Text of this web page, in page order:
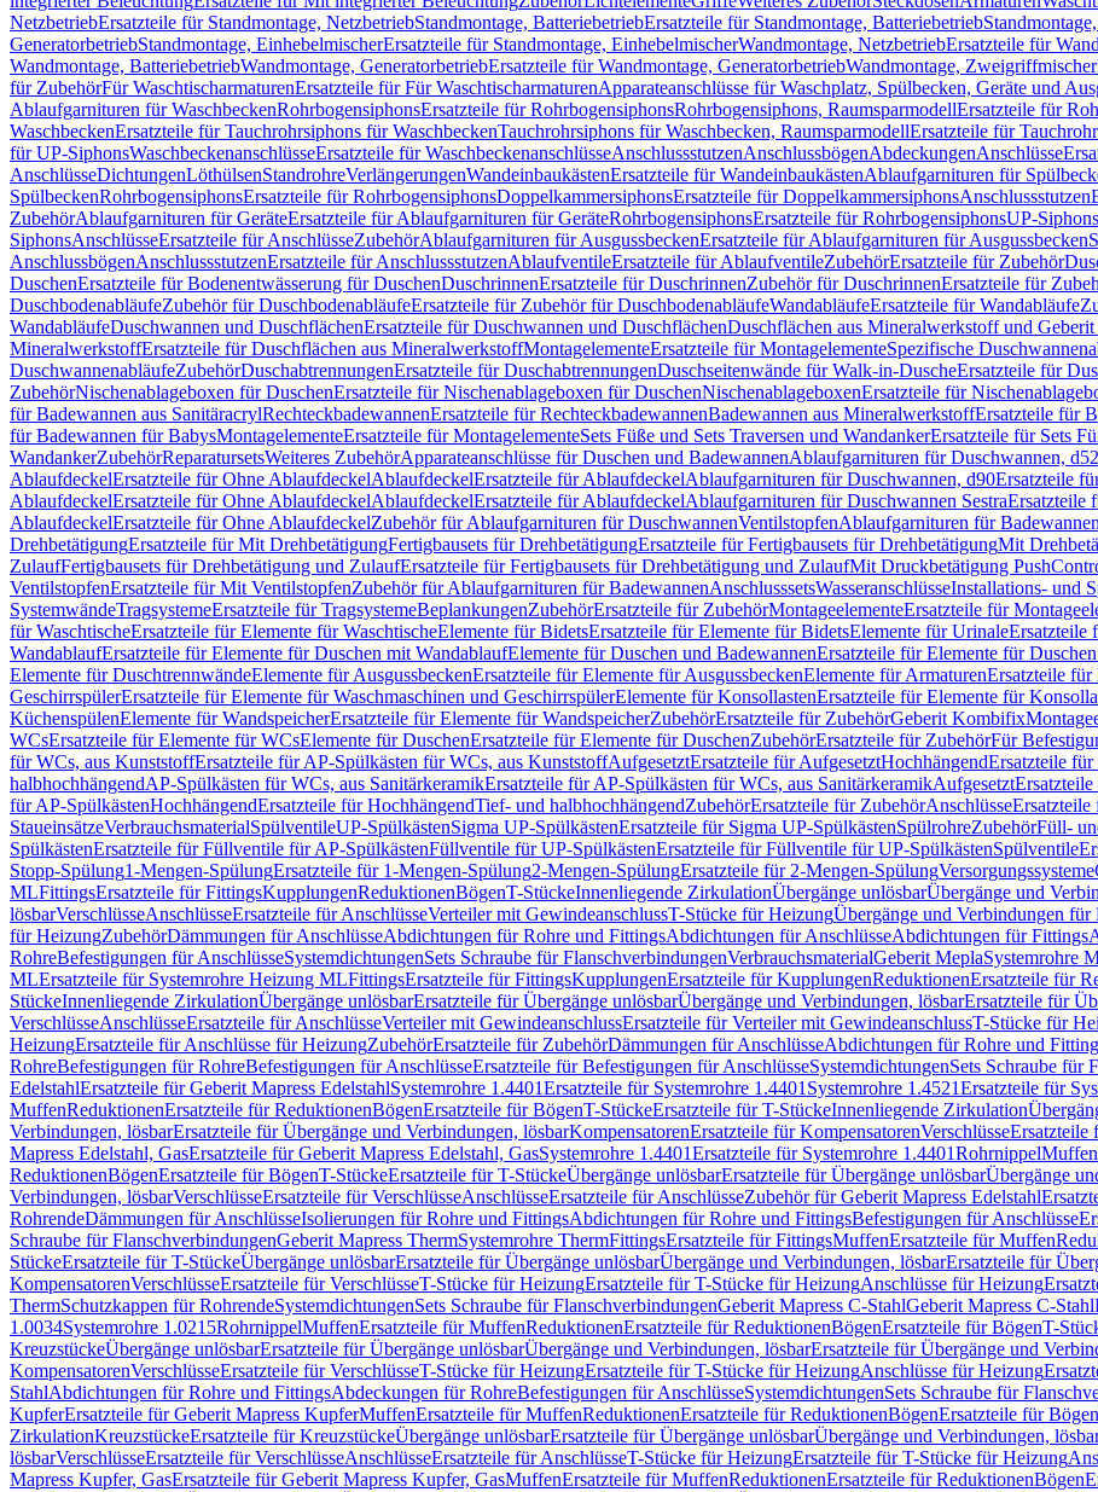
NetzbetriebErsatzteile für Standmontage, NetzbetriebStandmontage, BatteriebetriebErsatzteile für Standmontage, Batteriebetrieb
GeneratorbetriebStandmontage, EinhebelmischerErsatzteile für Standmontage, EinhebelmischerWandmontage, NetzbetriebErsatzteile für
Wandmontage, BatteriebetriebWandmontage, GeneratorbetriebErsatzteile für Wandmontage, GeneratorbetriebWandmontage, Zweigriffmischer
für ZubehörFür WaschtischarmaturenErsatzteile für Für WaschtischarmaturenApparateanschlüsse für Waschplatz, Spülbecken, Geräte und
Ablaufgarnituren für WaschbeckenRohrbogensiphonsErsatzteile für RohrbogensiphonsRohrbogensiphons, RaumsparmodellErsatzteile für
WaschbeckenErsatzteile für Tauchrohrsiphons für WaschbeckenTauchrohrsiphons für Waschbecken, RaumsparmodellErsatzteile für
für UP-SiphonsWaschbeckenanschlüsseErsatzteile für WaschbeckenanschlüsseAnschlussstutzenAnschlussbögenAbdeckungenAnschlüsse
AnschlüsseDichtungenLöthülsenStandrohreVerlängerungenWandeinbaukästenErsatzteile für WandeinbaukästenAblaufgarnituren für
SpülbeckenRohrbogensiphonsErsatzteile für RohrbogensiphonsDoppelkammersiphonsErsatzteile für DoppelkammersiphonsAnschlussstutzen
ZubehörAblaufgarnituren für GeräteErsatzteile für Ablaufgarnituren für GeräteRohrbogensiphonsErsatzteile für RohrbogensiphonsUP-Siphons
SiphonsAnschlüsseErsatzteile für AnschlüsseZubehörAblaufgarnituren für AusgussbeckenErsatzteile für Ablaufgarnituren für Ausgussbecken
AnschlussbögenAnschlussstutzenErsatzteile für AnschlussstutzenAblaufventileErsatzteile für AblaufventileZubehörErsatzteile für Zubehör
DuschenErsatzteile für Bodenentwässerung für DuschenDuschrinnenErsatzteile für DuschrinnenZubehör für DuschrinnenErsatzteile für
DuschbodenabläufeZubehör für DuschbodenabläufeErsatzteile für Zubehör für DuschbodenabläufeWandabläufeErsatzteile für Wandabläufe
WandabläufeDuschwannen und DuschflächenErsatzteile für Duschwannen und DuschflächenDuschflächen aus Mineralwerkstoff und
MineralwerkstoffErsatzteile für Duschflächen aus MineralwerkstoffMontagelementeErsatzteile für MontagelementeSpezifische
DuschwannenabläufeZubehörDuschabtrennungenErsatzteile für DuschabtrennungenDuschseitenwände für Walk-in-DuscheErsatzteile für
ZubehörNischenablageboxen für DuschenErsatzteile für Nischenablageboxen für DuschenNischenablageboxenErsatzteile für
für Badewannen aus SanitäracrylRechteckbadewannenErsatzteile für RechteckbadewannenBadewannen aus MineralwerkstoffErsatzteile für
für Badewannen für BabysMontagelementeErsatzteile für MontagelementeSets Füße und Sets Traversen und WandankerErsatzteile für Sets
WandankerZubehörReparatursetsWeiteres ZubehörApparateanschlüsse für Duschen und BadewannenAblaufgarnituren für Duschwannen, d52
AblaufdeckelErsatzteile für Ohne AblaufdeckelAblaufdeckelErsatzteile für AblaufdeckelAblaufgarnituren für Duschwannen, d90Ersatzteile
AblaufdeckelErsatzteile für Ohne AblaufdeckelAblaufdeckelErsatzteile für AblaufdeckelAblaufgarnituren für Duschwannen SestraErsatzteile
AblaufdeckelErsatzteile für Ohne AblaufdeckelZubehör für Ablaufgarnituren für DuschwannenVentilstopfenAblaufgarnituren für
DrehbetätigungErsatzteile für Mit DrehbetätigungFertigbausets für DrehbetätigungErsatzteile für Fertigbausets für DrehbetätigungMit
ZulaufFertigbausets für Drehbetätigung und ZulaufErsatzteile für Fertigbausets für Drehbetätigung und ZulaufMit Druckbetätigung
VentilstopfenErsatzteile für Mit VentilstopfenZubehör für Ablaufgarnituren für BadewannenAnschlusssetsWasseranschlüsseInstallations- und
SystemwändeTragsystemeErsatzteile für TragsystemeBeplankungenZubehörErsatzteile für ZubehörMontageelementeErsatzteile für
für WaschtischeErsatzteile für Elemente für WaschtischeElemente für BidetsErsatzteile für Elemente für BidetsElemente für UrinaleErsatzteile
WandablaufErsatzteile für Elemente für Duschen mit WandablaufElemente für Duschen und BadewannenErsatzteile für Elemente für
Elemente für DuschtrennwändeElemente für AusgussbeckenErsatzteile für Elemente für AusgussbeckenElemente für ArmaturenErsatzteile für
GeschirrspülerErsatzteile für Elemente für Waschmaschinen und GeschirrspülerElemente für KonsollastenErsatzteile für Elemente für
KüchenspülenElemente für WandspeicherErsatzteile für Elemente für WandspeicherZubehörErsatzteile für ZubehörGeberit Kombifix
WCsErsatzteile für Elemente für WCsElemente für DuschenErsatzteile für Elemente für DuschenZubehörErsatzteile für ZubehörFür
für WCs, aus KunststoffErsatzteile für AP-Spülkästen für WCs, aus KunststoffAufgesetztErsatzteile für AufgesetztHochhängendErsatzteile
halbhochhängendAP-Spülkästen für WCs, aus SanitärkeramikErsatzteile für AP-Spülkästen für WCs, aus SanitärkeramikAufgesetzt
für AP-SpülkästenHochhängendErsatzteile für HochhängendTief- und halbhochhängendZubehörErsatzteile für ZubehörAnschlüsseErsatzteile
StaueinsätzeVerbrauchsmaterialSpülventileUP-SpülkästenSigma UP-SpülkästenErsatzteile für Sigma UP-SpülkästenSpülrohreZubehörFüll-
SpülkästenErsatzteile für Füllventile für AP-SpülkästenFüllventile für UP-SpülkästenErsatzteile für Füllventile für UP-SpülkästenSpülventile
Stopp-Spülung1-Mengen-SpülungErsatzteile für 1-Mengen-Spülung2-Mengen-SpülungErsatzteile für 2-Mengen-SpülungVersorgungssysteme
MLFittingsErsatzteile für FittingsKupplungenReduktionenBögenT-StückeInnenliegende ZirkulationÜbergänge unlösbarÜbergänge und
lösbarVerschlüsseAnschlüsseErsatzteile für AnschlüsseVerteiler mit GewindeanschlussT-Stücke für HeizungÜbergänge und Verbindungen für
für HeizungZubehörDämmungen für AnschlüsseAbdichtungen für Rohre und FittingsAbdichtungen für AnschlüsseAbdichtungen für Fittings
RohreBefestigungen für AnschlüsseSystemdichtungenSets Schraube für FlanschverbindungenVerbrauchsmaterialGeberit MeplaSystemrohre
MLErsatzteile für Systemrohre Heizung MLFittingsErsatzteile für FittingsKupplungenErsatzteile für KupplungenReduktionenErsatzteile für
StückeInnenliegende ZirkulationÜbergänge unlösbarErsatzteile für Übergänge unlösbarÜbergänge und Verbindungen, lösbarErsatzteile für
VerschlüsseAnschlüsseErsatzteile für AnschlüsseVerteiler mit GewindeanschlussErsatzteile für Verteiler mit GewindeanschlussT-Stücke für
HeizungErsatzteile für Anschlüsse für HeizungZubehörErsatzteile für ZubehörDämmungen für AnschlüsseAbdichtungen für Rohre und
RohreBefestigungen für RohreBefestigungen für AnschlüsseErsatzteile für Befestigungen für AnschlüsseSystemdichtungenSets Schraube für
EdelstahlErsatzteile für Geberit Mapress EdelstahlSystemrohre 1.4401Ersatzteile für Systemrohre 1.4401 Systemrohre 1.4521Ersatzteile für
MuffenReduktionenErsatzteile für ReduktionenBögenErsatzteile für BögenT-StückeErsatzteile für T-StückeInnenliegende Zirkulation
Verbindungen, lösbarErsatzteile für Übergänge und Verbindungen, lösbarKompensatorenErsatzteile für KompensatorenVerschlüsseErsatzteile
Mapress Edelstahl, GasErsatzteile für Geberit Mapress Edelstahl, GasSystemrohre 1.4401Ersatzteile für Systemrohre 1.4401RohrnippelMuffen
ReduktionenBögenErsatzteile für BögenT-StückeErsatzteile für T-StückeÜbergänge unlösbarErsatzteile für Übergänge unlösbarÜbergänge
Verbindungen, lösbarVerschlüsseErsatzteile für VerschlüsseAnschlüsseErsatzteile für AnschlüsseZubehör für Geberit Mapress Edelstahl
RohrendeDämmungen für AnschlüsseIsolierungen für Rohre und FittingsAbdichtungen für Rohre und FittingsBefestigungen für Anschlüsse
Schraube für FlanschverbindungenGeberit Mapress ThermSystemrohre ThermFittingsErsatzteile für FittingsMuffenErsatzteile für Muffen
StückeErsatzteile für T-StückeÜbergänge unlösbarErsatzteile für Übergänge unlösbarÜbergänge und Verbindungen, lösbarErsatzteile für
KompensatorenVerschlüsseErsatzteile für VerschlüsseT-Stücke für HeizungErsatzteile für T-Stücke für HeizungAnschlüsse für Heizung
ThermSchutzkappen für RohrendeSystemdichtungenSets Schraube für FlanschverbindungenGeberit Mapress C-StahlGeberit Mapress C-Stahl
1.0034Systemrohre 1.0215RohrnippelMuffenErsatzteile für MuffenReduktionenErsatzteile für ReduktionenBögenErsatzteile für BögenT-
KreuzstückeÜbergänge unlösbarErsatzteile für Übergänge unlösbarÜbergänge und Verbindungen, lösbarErsatzteile für Übergänge und
KompensatorenVerschlüsseErsatzteile für VerschlüsseT-Stücke für HeizungErsatzteile für T-Stücke für HeizungAnschlüsse für Heizung
StahlAbdichtungen für Rohre und FittingsAbdeckungen für RohreBefestigungen für AnschlüsseSystemdichtungenSets Schraube für
KupferErsatzteile für Geberit Mapress KupferMuffenErsatzteile für MuffenReduktionenErsatzteile für ReduktionenBögenErsatzteile für Bögen
ZirkulationKreuzstückeErsatzteile für KreuzstückeÜbergänge unlösbarErsatzteile für Übergänge unlösbarÜbergänge und Verbindungen,
lösbarVerschlüsseErsatzteile für VerschlüsseAnschlüsseErsatzteile für AnschlüsseT-Stücke für HeizungErsatzteile für T-Stücke für Heizung
Mapress Kupfer, GasErsatzteile für Geberit Mapress Kupfer, GasMuffenErsatzteile für MuffenReduktionenErsatzteile für ReduktionenBögen